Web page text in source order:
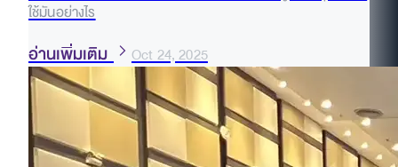
ใช้มันอย่างไร
อ่านเพิ่มเติม Oct 24, 2025